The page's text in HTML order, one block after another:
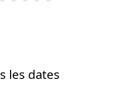
les dates